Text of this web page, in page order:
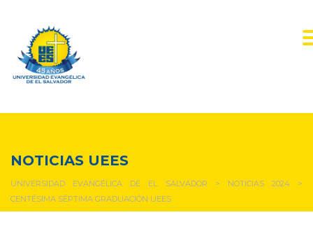
NOTICIAS UEES
UNIVERSIDAD EVANGÉLICA DE EL SALVADOR > NOTICIAS 2024>
CENTÉSIMA SÉPTIMA GRADUACIÓN UEES